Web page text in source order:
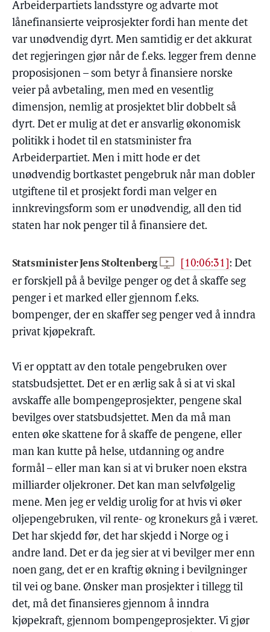
Arbeiderpartiets landsstyre og advarte mot
lånefinansierte veiprosjekter fordi han mente det
var unødvendig dyrt. Men samtidig er det akkurat
det regjeringen gjør når de f.eks. legger frem denne
proposisjonen – som betyr å finansiere norske
veier på avbetaling, men med en vesentlig
dimensjon, nemlig at prosjektet blir dobbelt så
dyrt. Det er mulig at det er ansvarlig økonomisk
politikk i hodet til en statsminister fra
Arbeiderpartiet. Men i mitt hode er det
unødvendig bortkastet pengebruk når man dobler
utgiftene til et prosjekt fordi man velger en
innkrevingsform som er unødvendig, all den tid
staten har nok penger til å finansiere det.
Statsminister Jens Stoltenberg [10:06:31] : Det
er forskjell på å bevilge penger og det å skaffe seg
penger i et marked eller gjennom f.eks.
bompenger, der en skaffer seg penger ved å inndra
privat kjøpekraft.
Vi er opptatt av den totale pengebruken over
statsbudsjettet. Det er en ærlig sak å si at vi skal
avskaffe alle bompengeprosjekter, pengene skal
bevilges over statsbudsjettet. Men da må man
enten øke skattene for å skaffe de pengene, eller
man kan kutte på helse, utdanning og andre
formål – eller man kan si at vi bruker noen ekstra
milliarder oljekroner. Det kan man selvfølgelig
mene. Men jeg er veldig urolig for at hvis vi øker
oljepengebruken, vil rente- og kronekurs gå i været.
Det har skjedd før, det har skjedd i Norge og i
andre land. Det er da jeg sier at vi bevilger mer enn
noen gang, det er en kraftig økning i bevilgninger
til vei og bane. Ønsker man prosjekter i tillegg til
det, må det finansieres gjennom å inndra
kjøpekraft, gjennom bompengeprosjekter. Vi gjør